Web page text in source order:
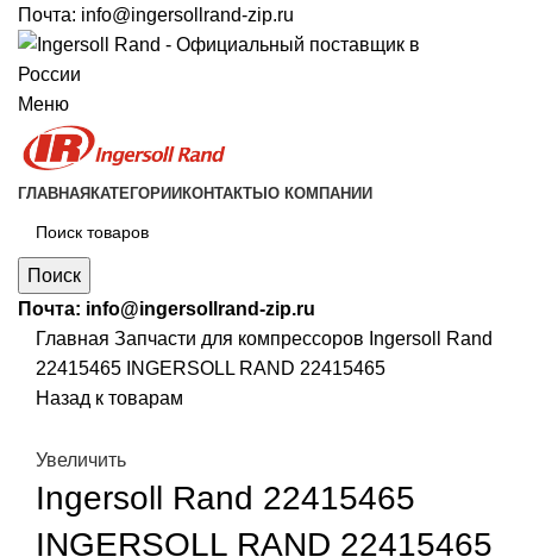
Почта: info@ingersollrand-zip.ru
Меню
ГЛАВНАЯ КАТЕГОРИИ КОНТАКТЫ О КОМПАНИИ
Поиск
Почта: info@ingersollrand-zip.ru
Главная Запчасти для компрессоров Ingersoll Rand
22415465 INGERSOLL RAND 22415465
Назад к товарам
Увеличить
Ingersoll Rand 22415465
INGERSOLL RAND 22415465